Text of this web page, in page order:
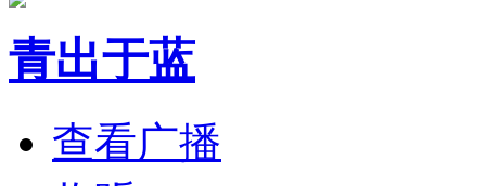
青出于蓝
查看广播